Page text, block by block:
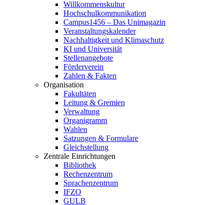
Willkommenskultur
Hochschulkommunikation
Campus1456 – Das Unimagazin
Veranstaltungskalender
Nachhaltigkeit und Klimaschutz
KI und Universität
Stellenangebote
Förderverein
Zahlen & Fakten
Organisation
Fakultäten
Leitung & Gremien
Verwaltung
Organigramm
Wahlen
Satzungen & Formulare
Gleichstellung
Zentrale Einrichtungen
Bibliothek
Rechenzentrum
Sprachenzentrum
IFZO
GULB